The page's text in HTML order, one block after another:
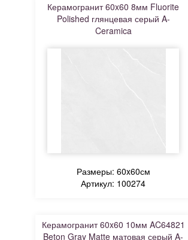
Керамогранит 60x60 8мм Fluorite
Polished глянцевая серый A-
Ceramica
Размеры: 60x60см
Артикул: 100274
Керамогранит 60x60 10мм AC64821
Beton Gray Matte матовая серый A-